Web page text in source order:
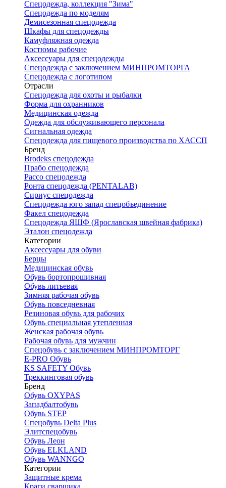
Спецодежда, коллекция "Зима"
Спецодежда по моделям
Демисезонная спецодежда
Шкафы для спецодежды
Камуфляжная одежда
Костюмы рабочие
Аксессуары для спецодежды
Спецодежда с заключением МИНПРОМТОРГА
Спецодежда с логотипом
Отрасли
Спецодежда для охоты и рыбалки
Форма для охранников
Медицинская одежда
Одежда для обслуживающего персонала
Сигнальная одежда
Спецодежда для пищевого производства по ХАССП
Бренд
Brodeks спецодежда
Прабо спецодежда
Рассо спецодежда
Ронта спецодежда (PENTALAB)
Сириус спецодежда
Спецодежда юго запад спецобъединение
Факел спецодежда
Спецодежда ЯШФ (Ярославская швейная фабрика)
Эталон спецодежда
Категории
Аксессуары для обуви
Берцы
Медицинская обувь
Обувь бортопрошивная
Обувь литьевая
Зимняя рабочая обувь
Обувь повседневная
Резиновая обувь для рабочих
Обувь специальная утепленная
Женская рабочая обувь
Рабочая обувь для мужчин
Спецобувь с заключением МИНПРОМТОРГ
E-PRO Обувь
KS SAFETY Обувь
Треккинговая обувь
Бренд
Обувь OXYPAS
Западбалтобувь
Обувь STEP
Спецобувь Delta Plus
Элитспецобувь
Обувь Леон
Обувь ELKLAND
Обувь WANNGO
Категории
Защитные крема
Краги сварщика